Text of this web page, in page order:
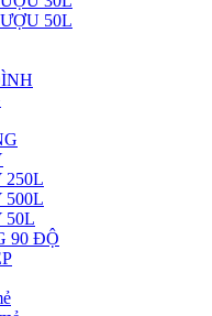
50L
250L
500L
50L
90 ĐỘ